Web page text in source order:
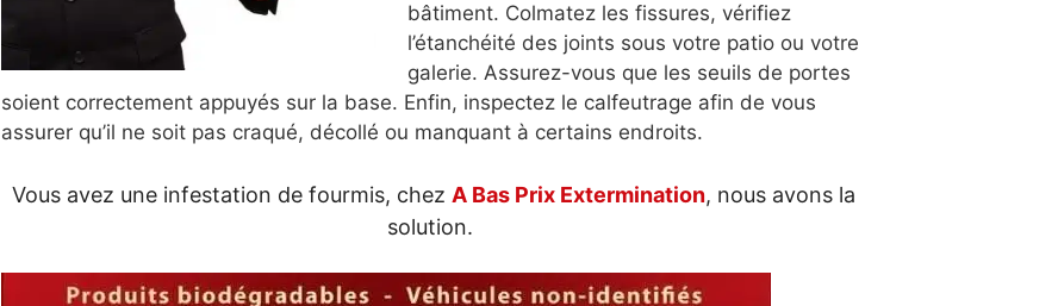
bâtiment. Colmatez les fissures, vérifiez
l’étanchéité des joints sous votre patio ou votre
galerie. Assurez-vous que les seuils de portes
soient correctement appuyés sur la base. Enfin, inspectez le calfeutrage afin de vous
assurer qu’il ne soit pas craqué, décollé ou manquant à certains endroits.
Vous avez une infestation de fourmis, chez A Bas Prix Extermination, nous avons la
solution.